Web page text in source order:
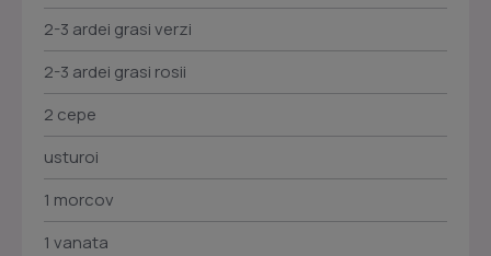
2-3 ardei grasi verzi
2-3 ardei grasi rosii
2 cepe
usturoi
1 morcov
1 vanata